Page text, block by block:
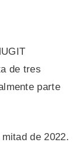
de tres
parte
de 2022.